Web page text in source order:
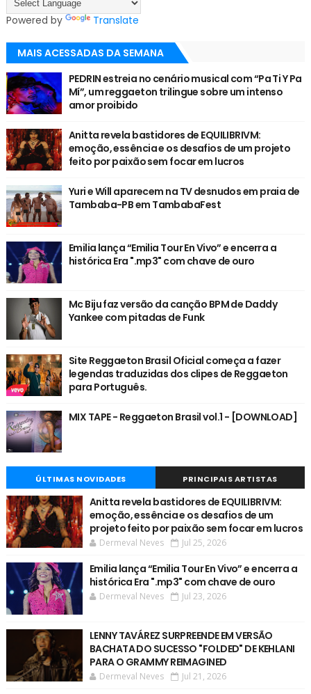
Powered by Translate
MAIS ACESSADAS DA SEMANA
PEDRIN estreia no cenário musical com “Pa Ti Y Pa
Mí”, um reggaeton trilingue sobre um intenso
amor proibido
Anitta revela bastidores de EQUILIBRIVM:
emoção, essência e os desafios de um projeto
feito por paixão sem focar em lucros
Yuri e Will aparecem na TV desnudos em praia de
Tambaba-PB em TambabaFest
Emilia lança “Emilia Tour En Vivo” e encerra a
histórica Era ".mp3" com chave de ouro
Mc Biju faz versão da canção BPM de Daddy
Yankee com pitadas de Funk
Site Reggaeton Brasil Oficial começa a fazer
legendas traduzidas dos clipes de Reggaeton
para Português.
MIX TAPE - Reggaeton Brasil vol.1 - [DOWNLOAD]
ÚLTIMAS NOVIDADES PRINCIPAIS ARTISTAS
Anitta revela bastidores de EQUILIBRIVM:
emoção, essência e os desafios de um
projeto feito por paixão sem focar em lucros
Dermeval Neves Jul 25, 2026
Emilia lança “Emilia Tour En Vivo” e encerra a
histórica Era ".mp3" com chave de ouro
Dermeval Neves Jul 23, 2026
LENNY TAVÁREZ SURPREENDE EM VERSÃO
BACHATA DO SUCESSO "FOLDED" DE KEHLANI
PARA O GRAMMY REIMAGINED
Dermeval Neves Jul 21, 2026